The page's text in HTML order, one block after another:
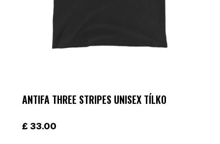
ANTIFA THREE STRIPES UNISEX TÍLKO
£ 33.00